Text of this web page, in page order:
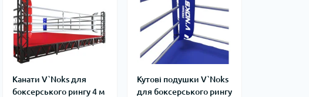
Канати V`Noks для
боксерського рингу 4 м
Кутові подушки V`Noks
для боксерського рингу